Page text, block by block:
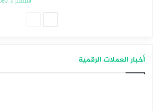
أخبار العملات الرقمية